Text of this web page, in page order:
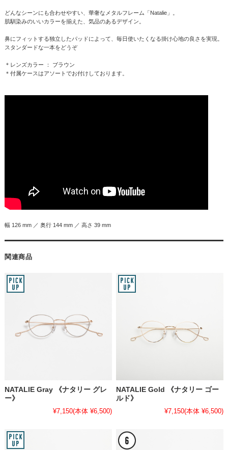
どんなシーンにも合わせやすい、華奢なメタルフレーム「Natalie」。
肌馴染みのいいカラーを揃えた、気品のあるデザイン。
鼻にフィットする独立したパッドによって、毎日使いたくなる掛け心地の良さを実現。
スタンダードな一本をどうぞ
＊レンズカラー ： ブラウン
＊付属ケースはアソートでお付けしております。
幅 126 mm ／ 奥行 144 mm ／ 高さ 39 mm
関連商品
NATALIE Gray 《ナタリー グレ
ー》
¥7,150(本体 ¥6,500)
NATALIE Gold 《ナタリー ゴー
ルド》
¥7,150(本体 ¥6,500)